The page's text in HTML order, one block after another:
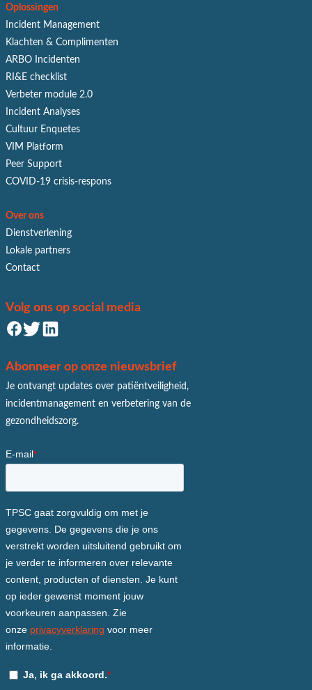
Oplossingen
Incident Management
Klachten & Complimenten
ARBO Incidenten
RI&E checklist
Verbeter module 2.0
Incident Analyses
Cultuur Enquetes
VIM Platform
Peer Support
COVID-19 crisis-respons
Over ons
Dienstverlening
Lokale partners
Contact
Volg ons op social media
Abonneer op onze nieuwsbrief
Je ontvangt updates over patiëntveiligheid,
incidentmanagement en verbetering van de
gezondheidszorg.